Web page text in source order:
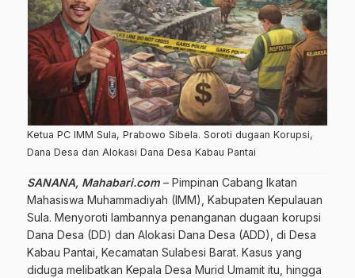
Ketua PC IMM Sula, Prabowo Sibela. Soroti dugaan Korupsi,
Dana Desa dan Alokasi Dana Desa Kabau Pantai
SANANA, Mahabari.com – Pimpinan Cabang Ikatan
Mahasiswa Muhammadiyah (IMM), Kabupaten Kepulauan
Sula. Menyoroti lambannya penanganan dugaan korupsi
Dana Desa (DD) dan Alokasi Dana Desa (ADD), di Desa
Kabau Pantai, Kecamatan Sulabesi Barat. Kasus yang
diduga melibatkan Kepala Desa Murid Umamit itu, hingga